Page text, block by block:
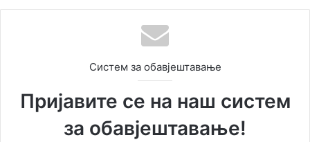
Систем за обавјештавање
Пријавите се на наш систем
за обавјештавање!